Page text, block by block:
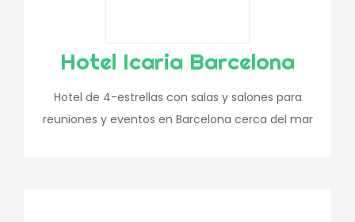
Hotel Icaria Barcelona
Hotel de 4-estrellas con salas y salones para
reuniones y eventos en Barcelona cerca del mar